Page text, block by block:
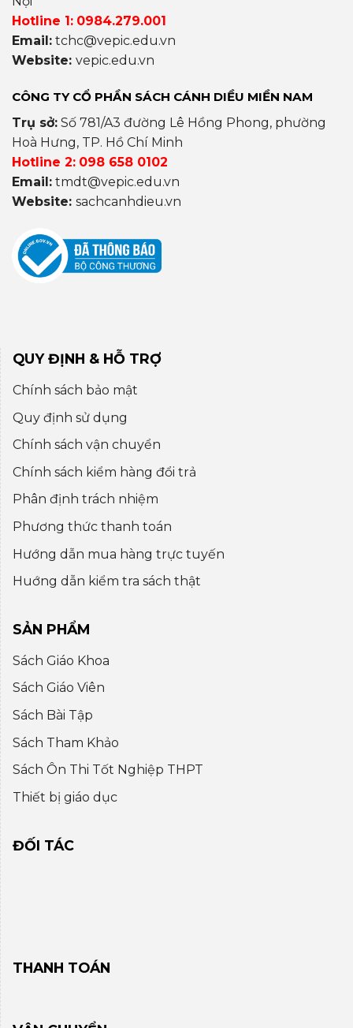
Hotline 1: 0984.279.001
Email: tchc@vepic.edu.vn
Website: vepic.edu.vn
CÔNG TY CỔ PHẦN SÁCH CÁNH DIỀU MIỀN NAM
Trụ sở: Số 781/A3 đường Lê Hồng Phong, phường
Hoà Hưng, TP. Hồ Chí Minh
Hotline 2: 098 658 0102
Email: tmdt@vepic.edu.vn
Website: sachcanhdieu.vn
QUY ĐỊNH & HỖ TRỢ
Chính sách bảo mật
Quy định sử dụng
Chính sách vận chuyển
Chính sách kiểm hàng đổi trả
Phân định trách nhiệm
Phương thức thanh toán
Hướng dẫn mua hàng trực tuyến
Huớng dẫn kiểm tra sách thật
SẢN PHẨM
Sách Giáo Khoa
Sách Giáo Viên
Sách Bài Tập
Sách Tham Khảo
Sách Ôn Thi Tốt Nghiệp THPT
Thiết bị giáo dục
ĐỐI TÁC
THANH TOÁN